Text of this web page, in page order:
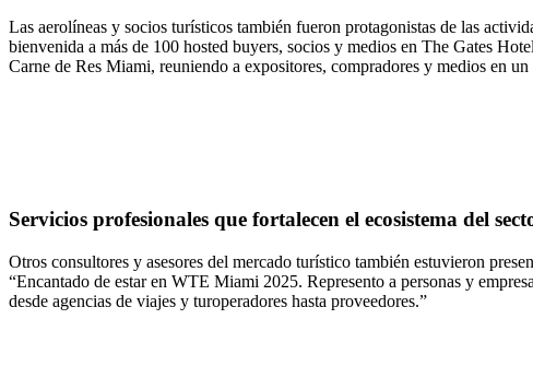
Las aerolíneas y socios turísticos también fueron protagonistas de las
bienvenida a más de 100 hosted buyers, socios y medios en The Gates
Carne de Res Miami, reuniendo a expositores, compradores y medios en
Servicios profesionales que fortalecen el ecosistema del
Otros consultores y asesores del mercado turístico también estuvieron
“Encantado de estar en WTE Miami 2025. Represento a personas y
desde agencias de viajes y turoperadores hasta proveedores.”